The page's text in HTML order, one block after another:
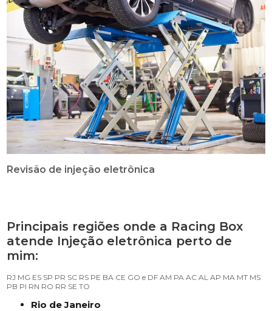
Revisão de injeção eletrônica
Principais regiões onde a Racing Box
atende Injeção eletrônica perto de
mim:
RJ MG ES SP PR SC RS PE BA CE GO e DF AM PA AC AL AP MA MT MS
PB PI RN RO RR SE TO
Rio de Janeiro